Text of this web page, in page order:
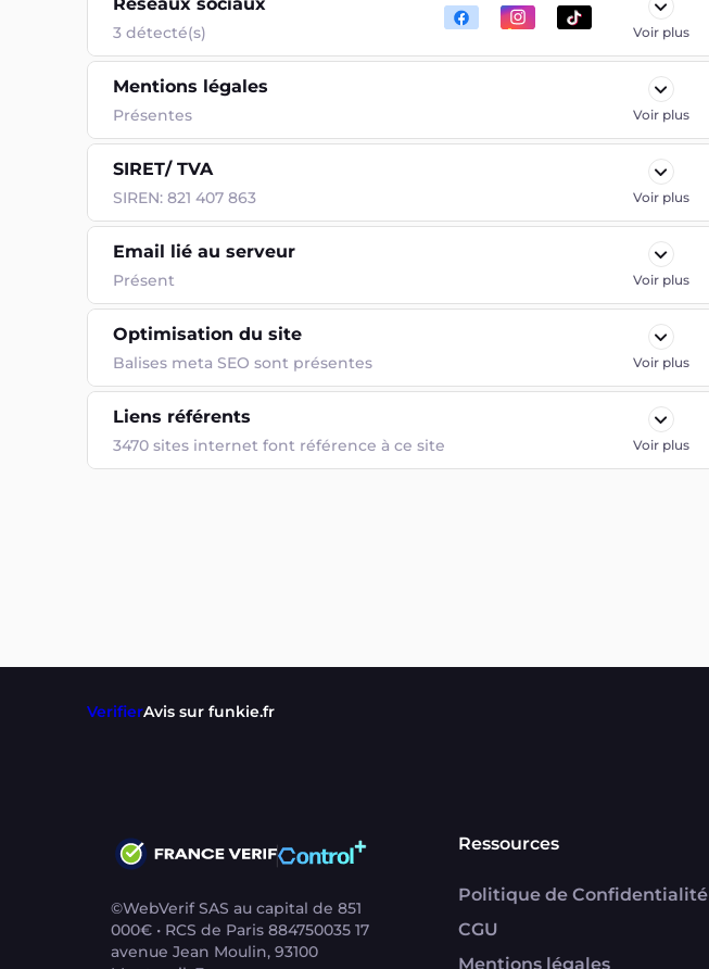
3 détecté(s) Voir plus
Mentions légales
Présentes Voir plus
SIRET/ TVA
SIREN: 821 407 863 Voir plus
Email lié au serveur
Présent Voir plus
Optimisation du site
Balises meta SEO sont présentes Voir plus
Liens référents
3470 sites internet font référence à ce site Voir plus
VerifierAvis sur funkie.fr
©WebVerif SAS au capital de 851
000€ • RCS de Paris 884750035 17
avenue Jean Moulin, 93100
Ressources
Politique de Confidentialité
CGU
Mentions légales